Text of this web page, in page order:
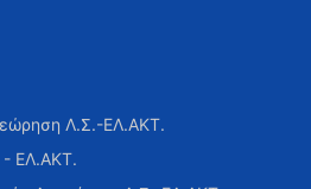
Λ.Σ.-ΕΛ.ΑΚΤ.
- ΕΛ.ΑΚΤ.